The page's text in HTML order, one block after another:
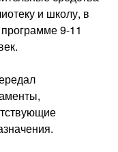
и школу, в
9-11